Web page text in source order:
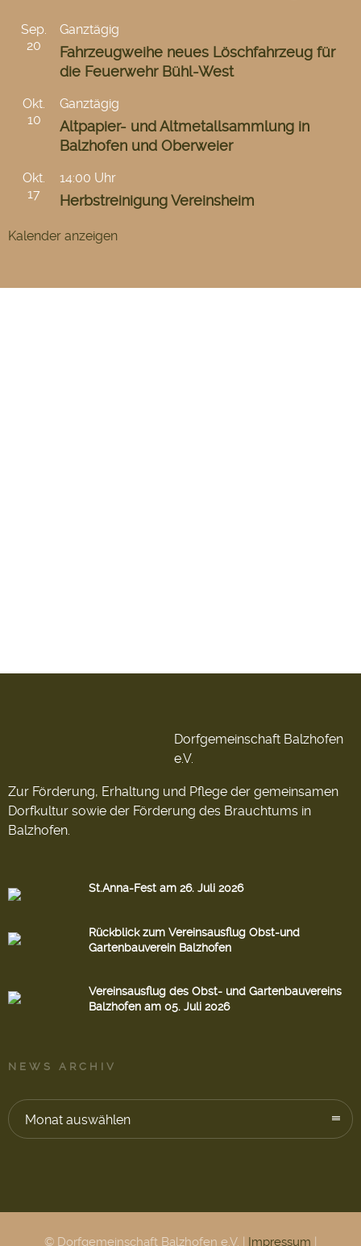
Sep.
20
Ganztägig
Fahrzeugweihe neues Löschfahrzeug für
die Feuerwehr Bühl-West
Okt.
10
Ganztägig
Altpapier- und Altmetallsammlung in
Balzhofen und Oberweier
Okt.
17
14:00 Uhr
Herbstreinigung Vereinsheim
Kalender anzeigen
Dorfgemeinschaft Balzhofen
e.V.
Zur Förderung, Erhaltung und Pflege der gemeinsamen
Dorfkultur sowie der Förderung des Brauchtums in
Balzhofen.
St.Anna-Fest am 26. Juli 2026
Rückblick zum Vereinsausflug Obst-und
Gartenbauverein Balzhofen
Vereinsausflug des Obst- und Gartenbauvereins
Balzhofen am 05. Juli 2026
NEWS ARCHIV
Monat auswählen
© Dorfgemeinschaft Balzhofen e.V. | Impressum